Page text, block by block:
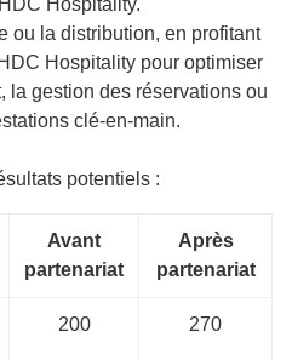
ou la distribution, en profitant
Hospitality pour optimiser
la gestion des réservations ou
clé-en-main.
potentiels :
Avant
partenariat
Après
partenariat
200 270